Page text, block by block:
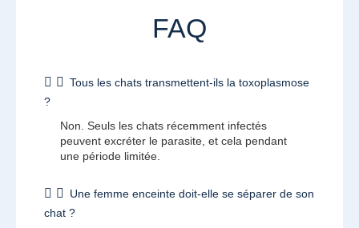
FAQ
Tous les chats transmettent-ils la toxoplasmose
?
Non. Seuls les chats récemment infectés
peuvent excréter le parasite, et cela pendant
une période limitée.
Une femme enceinte doit-elle se séparer de son
chat ?